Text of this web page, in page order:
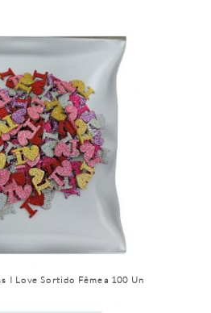
I Love Sortido Fêmea 100 Un